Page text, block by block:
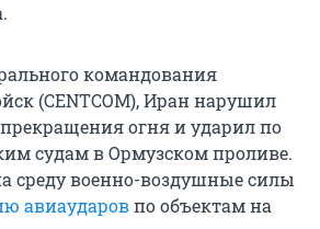
командования
(CENTCOM), Иран нарушил
огня и ударил по
судам в Ормузском проливе.
среду военно-воздушные силы
авиаударовпо объектам на